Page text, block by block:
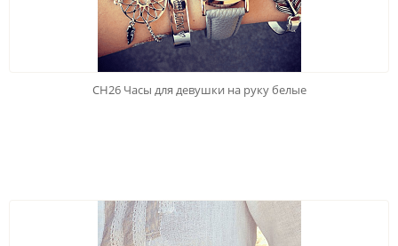
CH26 Часы для девушки на руку белые